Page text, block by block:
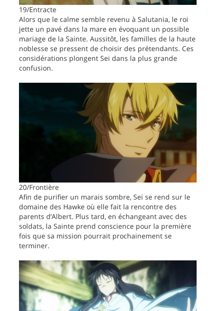
19/Entracte
Alors que le calme semble revenu à Salutania, le roi
jette un pavé dans la mare en évoquant un possible
mariage de la Sainte. Aussitôt, les familles de la haute
noblesse se pressent de choisir des prétendants. Ces
considérations plongent Sei dans la plus grande
confusion.
20/Frontière
Afin de purifier un marais sombre, Sei se rend sur le
domaine des Hawke où elle fait la rencontre des
parents d’Albert. Plus tard, en échangeant avec des
soldats, la Sainte prend conscience pour la première
fois que sa mission pourrait prochainement se
terminer.